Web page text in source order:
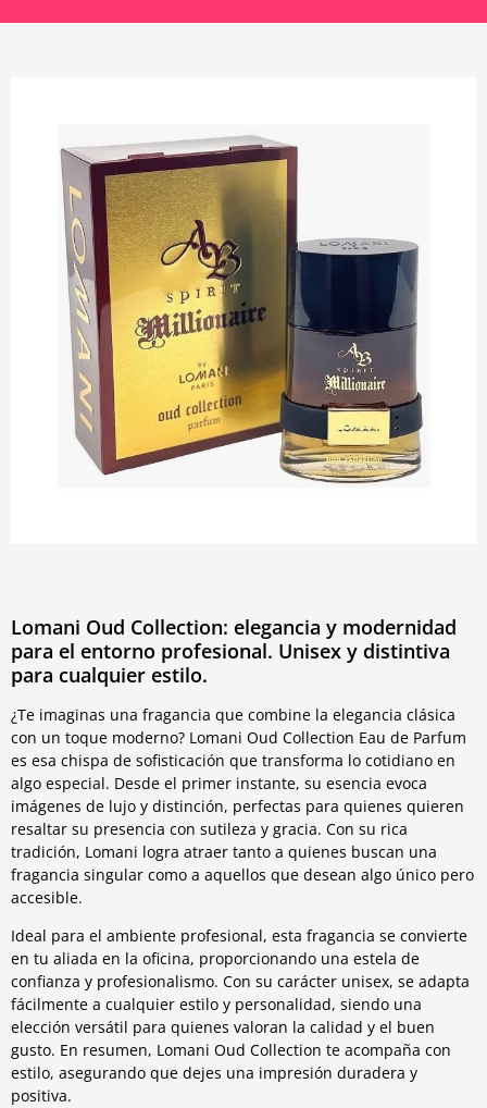
Lomani Oud Collection: elegancia y modernidad
para el entorno profesional. Unisex y distintiva
para cualquier estilo.
¿Te imaginas una fragancia que combine la elegancia clásica
con un toque moderno? Lomani Oud Collection Eau de Parfum
es esa chispa de sofisticación que transforma lo cotidiano en
algo especial. Desde el primer instante, su esencia evoca
imágenes de lujo y distinción, perfectas para quienes quieren
resaltar su presencia con sutileza y gracia. Con su rica
tradición, Lomani logra atraer tanto a quienes buscan una
fragancia singular como a aquellos que desean algo único pero
accesible.
Ideal para el ambiente profesional, esta fragancia se convierte
en tu aliada en la oficina, proporcionando una estela de
confianza y profesionalismo. Con su carácter unisex, se adapta
fácilmente a cualquier estilo y personalidad, siendo una
elección versátil para quienes valoran la calidad y el buen
gusto. En resumen, Lomani Oud Collection te acompaña con
estilo, asegurando que dejes una impresión duradera y
positiva.